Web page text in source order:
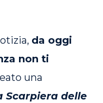
da oggi
non ti
una
Scarpiera delle